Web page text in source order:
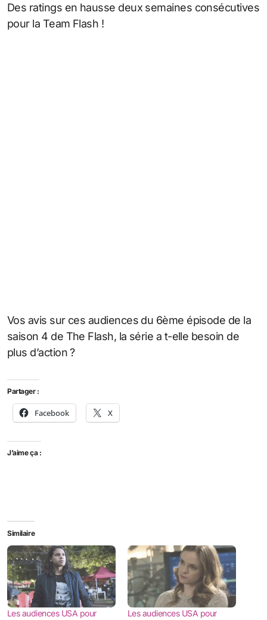
Des ratings en hausse deux semaines consécutives
pour la Team Flash !
Vos avis sur ces audiences du 6ème épisode de la
saison 4 de The Flash, la série a t-elle besoin de
plus d’action ?
Partager :
Facebook X
J’aime ça :
Similaire
Les audiences USA pour
Les audiences USA pour